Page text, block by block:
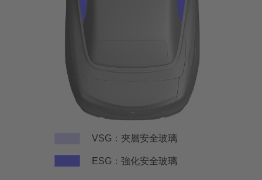
VSG：夾層安全玻璃
ESG：強化安全玻璃